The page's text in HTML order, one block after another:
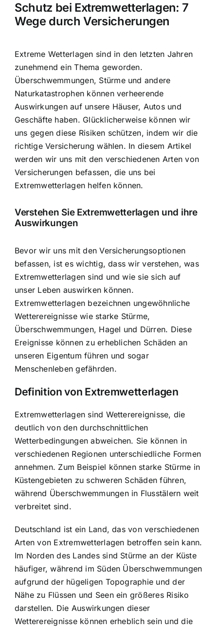
Weitere Tarifvergleiche
Schutz bei Extremwetterlagen: 7
Wege durch Versicherungen
Extreme Wetterlagen sind in den letzten Jahren
zunehmend ein Thema geworden.
Überschwemmungen, Stürme und andere
Naturkatastrophen können verheerende
Auswirkungen auf unsere Häuser, Autos und
Geschäfte haben. Glücklicherweise können wir
uns gegen diese Risiken schützen, indem wir die
richtige Versicherung wählen. In diesem Artikel
werden wir uns mit den verschiedenen Arten von
Versicherungen befassen, die uns bei
Extremwetterlagen helfen können.
Verstehen Sie Extremwetterlagen und ihre
Auswirkungen
Bevor wir uns mit den Versicherungsoptionen
befassen, ist es wichtig, dass wir verstehen, was
Extremwetterlagen sind und wie sie sich auf
unser Leben auswirken können.
Extremwetterlagen bezeichnen ungewöhnliche
Wetterereignisse wie starke Stürme,
Überschwemmungen, Hagel und Dürren. Diese
Ereignisse können zu erheblichen Schäden an
unseren Eigentum führen und sogar
Menschenleben gefährden.
Definition von Extremwetterlagen
Extremwetterlagen sind Wetterereignisse, die
deutlich von den durchschnittlichen
Wetterbedingungen abweichen. Sie können in
verschiedenen Regionen unterschiedliche Formen
annehmen. Zum Beispiel können starke Stürme in
Küstengebieten zu schweren Schäden führen,
während Überschwemmungen in Flusstälern weit
verbreitet sind.
Deutschland ist ein Land, das von verschiedenen
Arten von Extremwetterlagen betroffen sein kann.
Im Norden des Landes sind Stürme an der Küste
häufiger, während im Süden Überschwemmungen
aufgrund der hügeligen Topographie und der
Nähe zu Flüssen und Seen ein größeres Risiko
darstellen. Die Auswirkungen dieser
Wetterereignisse können erheblich sein und die